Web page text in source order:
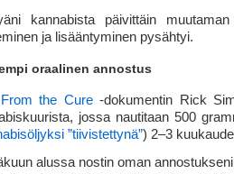
kannabista päivittäin
ja lisääntyminen pysähtyi.
oraalinen annostus
the Cure-dokumentin Rick
jossa nautitaan 500
”tiivistettynä”) 2–3
alussa nostin oman